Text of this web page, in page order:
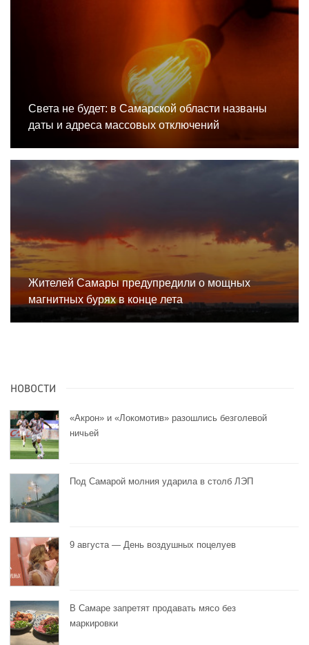
Света не будет: в Самарской области названы
даты и адреса массовых отключений
Жителей Самары предупредили о мощных
магнитных бурях в конце лета
НОВОСТИ
«Акрон» и «Локомотив» разошлись безголевой
ничьей
Под Самарой молния ударила в столб ЛЭП
9 августа — День воздушных поцелуев
В Самаре запретят продавать мясо без
маркировки